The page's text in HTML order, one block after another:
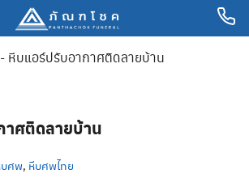
- หีบแอร์ปรับอากาศติดลายบ้าน
ศติดลายบ้าน
ศพ, หีบศพไทย